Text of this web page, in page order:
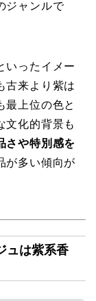
ジャンルで
いったイメー
古来より紫は
最上位の色と
文化的背景も
さや特別感を
が多い傾向が
ュは紫系香